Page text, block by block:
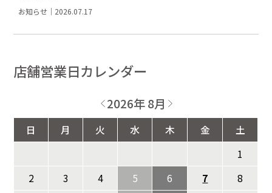
お知らせ｜2026.07.17
店舗営業日カレンダー
2026年 8月
日 月 火 水 木 金
土
1
2
3 4 5 6 7
8